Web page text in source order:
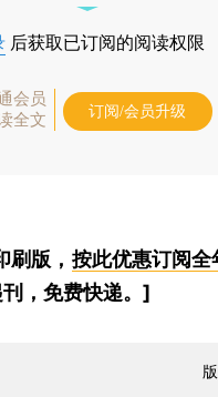
后获取已订阅的阅读权限
会员
全文
订阅/会员升级
刷版， 按此优惠订阅全
刊，免费快递。]